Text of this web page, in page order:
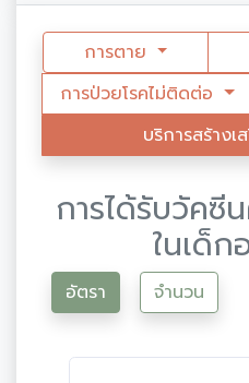
การตาย
การป่วยโรคไม่ติดต่อ
บริการสร้าง
การได้รับวัค
ในเด็ก
อัตรา จำนวน